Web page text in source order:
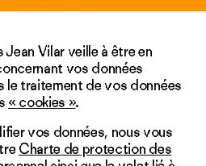
Jean Vilar veille à être en
vos données
le traitement de vos données
« cookies ».
vos données, nous vous
Charte de protection des